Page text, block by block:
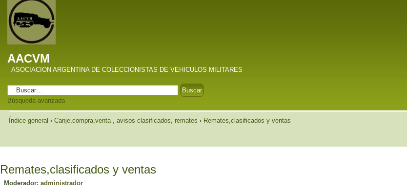
AACVM
ASOCIACION ARGENTINA DE COLECCIONISTAS DE VEHICULOS MILITARES
Búsqueda avanzada
Índice general ‹ Canje,compra,venta , avisos clasificados, remates ‹ Remates,clasificados y ventas
Remates,clasificados y ventas
Moderador: administrador